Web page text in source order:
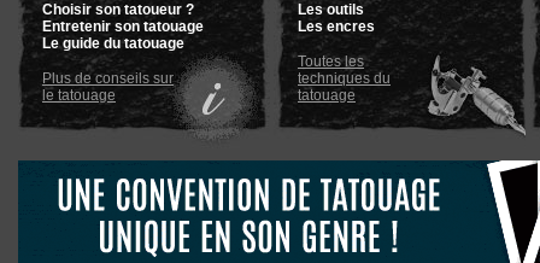
Choisir son tatoueur ?
Entretenir son tatouage
Le guide du tatouage
Plus de conseils sur
le tatouage
Les outils
Les encres
Toutes les
techniques du
tatouage